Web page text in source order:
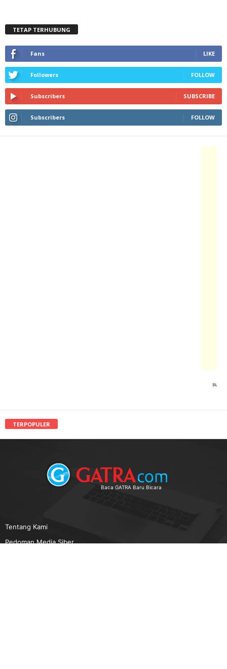
TETAP TERHUBUNG
Fans LIKE
Followers FOLLOW
Subscribers SUBSCRIBE
Subscribers FOLLOW
TERPOPULER
Baca GATRA Baru Bicara
Tentang Kami
Pedoman Media Siber